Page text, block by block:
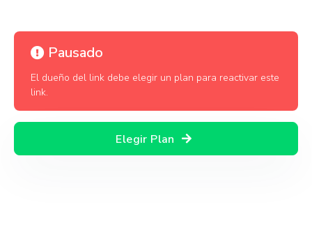
Pausado
El dueño del link debe elegir un plan para reactivar este
link.
Elegir Plan